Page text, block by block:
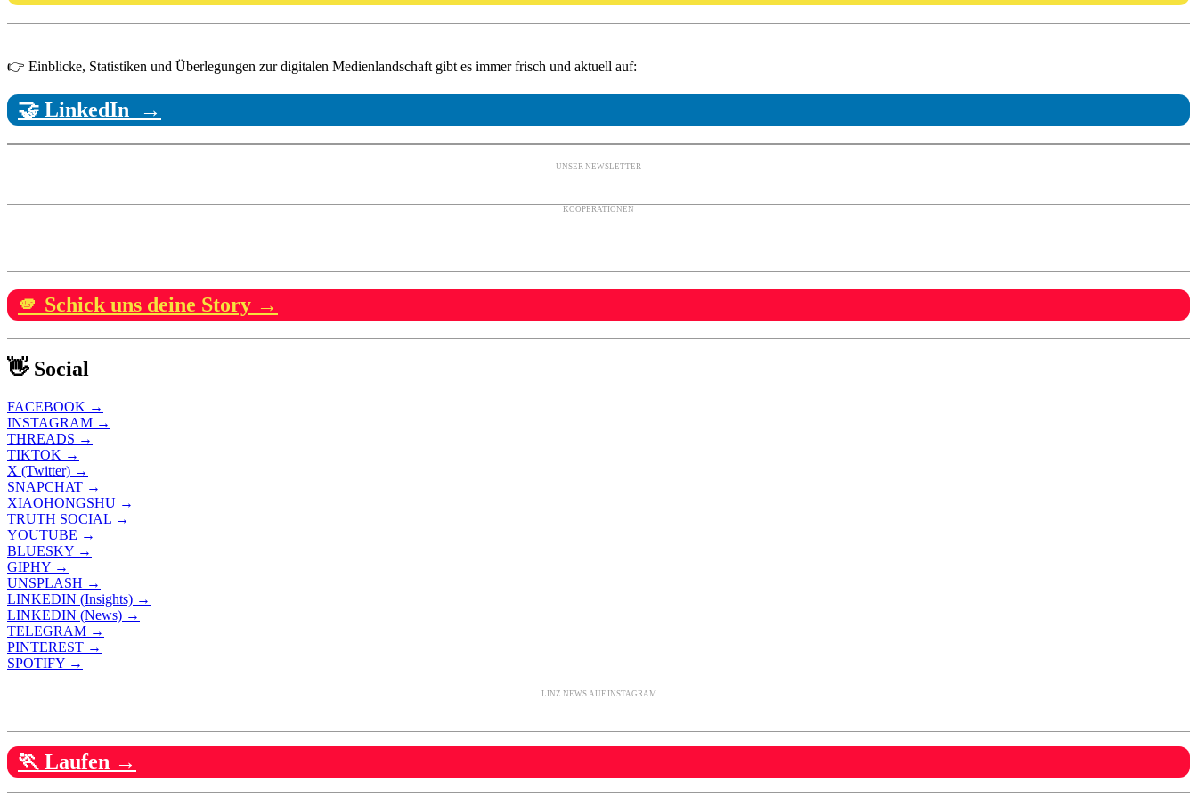
👉 Einblicke, Statistiken und Überlegungen zur digitalen Medienlandschaft gibt es immer frisch und aktuell auf:
🤝 LinkedIn →
UNSER NEWSLETTER
KOOPERATIONEN
🫵 Schick uns deine Story →
👋 Social
FACEBOOK →
INSTAGRAM →
THREADS →
TIKTOK →
X (Twitter) →
SNAPCHAT →
XIAOHONGSHU →
TRUTH SOCIAL →
YOUTUBE →
BLUESKY →
GIPHY →
UNSPLASH →
LINKEDIN (Insights) →
LINKEDIN (News) →
TELEGRAM →
PINTEREST →
SPOTIFY →
LINZ NEWS AUF INSTAGRAM
🏃 Laufen →